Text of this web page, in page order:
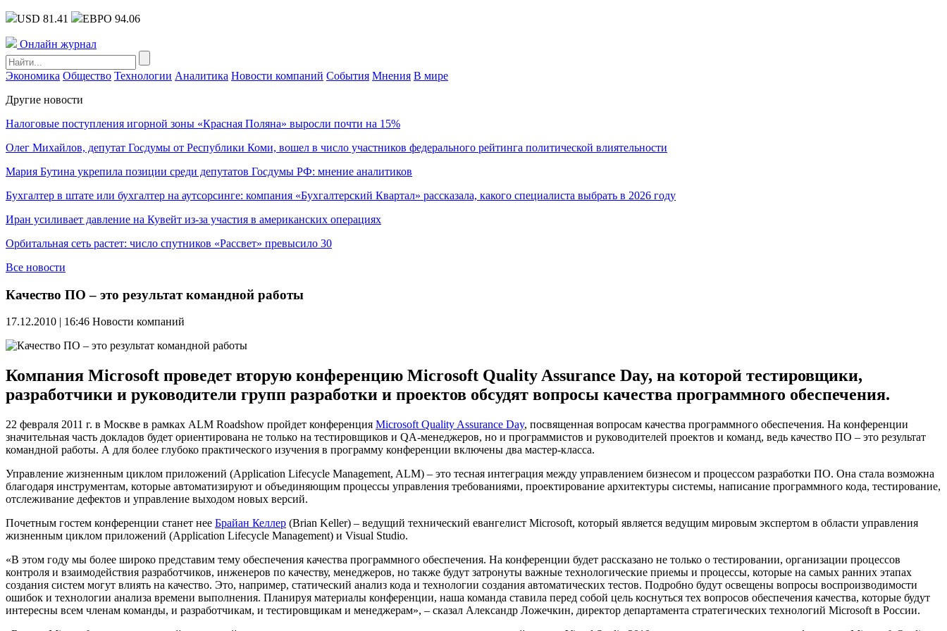
USD 81.41 ЕВРО 94.06
Онлайн журнал
Экономика Общество Технологии Аналитика Новости компаний События Мнения В мире
Другие новости
Налоговые поступления игорной зоны «Красная Поляна» выросли почти на 15%
Олег Михайлов, депутат Госдумы от Республики Коми, вошел в число участников федерального рейтинга политической влиятельности
Мария Бутина укрепила позиции среди депутатов Госдумы РФ: мнение аналитиков
Бухгалтер в штате или бухгалтер на аутсорсинге: компания «Бухгалтерский Квартал» рассказала, какого специалиста выбрать в 2026 году
Иран усиливает давление на Кувейт из-за участия в американских операциях
Орбитальная сеть растет: число спутников «Рассвет» превысило 30
Все новости
Качество ПО – это результат командной работы
17.12.2010 | 16:46 Новости компаний
Компания Microsoft проведет вторую конференцию Microsoft Quality Assurance Day, на которой тестировщики,
разработчики и руководители групп разработки и проектов обсудят вопросы качества программного обеспечения.
22 февраля 2011 г. в Москве в рамках ALM Roadshow пройдет конференция Microsoft Quality Assurance Day, посвященная вопросам качества программного обеспечения. На конференции
значительная часть докладов будет ориентирована не только на тестировщиков и QA-менеджеров, но и программистов и руководителей проектов и команд, ведь качество ПО – это результат
командной работы. А для более глубоко практического изучения в программу конференции включены два мастер-класса.
Управление жизненным циклом приложений (Application Lifecycle Management, ALM) – это тесная интеграция между управлением бизнесом и процессом разработки ПО. Она стала возможна
благодаря инструментам, которые автоматизируют и объединяющим процессы управления требованиями, проектирование архитектуры системы, написание программного кода, тестирование,
отслеживание дефектов и управление выходом новых версий.
Почетным гостем конференции станет нее Брайан Келлер (Brian Keller) – ведущий технический евангелист Microsoft, который является ведущим мировым экспертом в области управления
жизненным циклом приложений (Application Lifecycle Management) и Visual Studio.
«В этом году мы более широко представим тему обеспечения качества программного обеспечения. На конференции будет рассказано не только о тестировании, организации процессов
контроля и взаимодействия разработчиков, инженеров по качеству, менеджеров, но также будут затронуты важные технологические приемы и процессы, которые на самых ранних этапах
создания систем могут влиять на качество. Это, например, статический анализ кода и технологии создания автоматических тестов. Подробно будут освещены вопросы воспроизводимости
ошибок и технологии анализа времени выполнения. Планируя материалы конференции, наша команда ставила перед собой цель коснуться тех вопросов обеспечения качества, которые будут
интересны всем членам команды, и разработчикам, и тестировщикам и менеджерам», – сказал Александр Ложечкин, директор департамента стратегических технологий Microsoft в России.